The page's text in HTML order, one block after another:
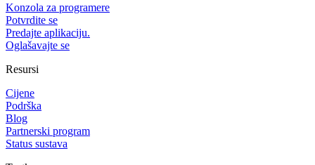
Konzola za programere
Potvrdite se
Predajte aplikaciju.
Oglašavajte se
Resursi
Cijene
Podrška
Blog
Partnerski program
Status sustava